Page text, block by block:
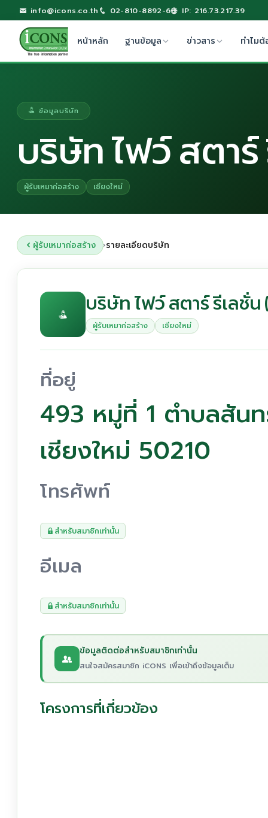
info@icons.co.th 02-810-8892-6 IP: 216.73.217.39
หน้าหลัก ฐานข้อมูล ข่าวสาร ทำไมต้
ข้อมูลบริษัท
บริษัท ไฟว์ สตาร์
ผู้รับเหมาก่อสร้าง เชียงใหม่
ผู้รับเหมาก่อสร้าง ›รายละเอียดบริษัท
บริษัท ไฟว์ สตาร์ รีเลชั่น
ผู้รับเหมาก่อสร้าง เชียงใหม่
ที่อยู่
493 หมู่ที่ 1 ตำบลสัน
เชียงใหม่ 50210
โทรศัพท์
สำหรับสมาชิกเท่านั้น
อีเมล
สำหรับสมาชิกเท่านั้น
ข้อมูลติดต่อสำหรับสมาชิกเท่านั้น
สนใจสมัครสมาชิก iCONS เพื่อเข้าถึงข้อมูลเต็ม
โครงการที่เกี่ยวข้อง